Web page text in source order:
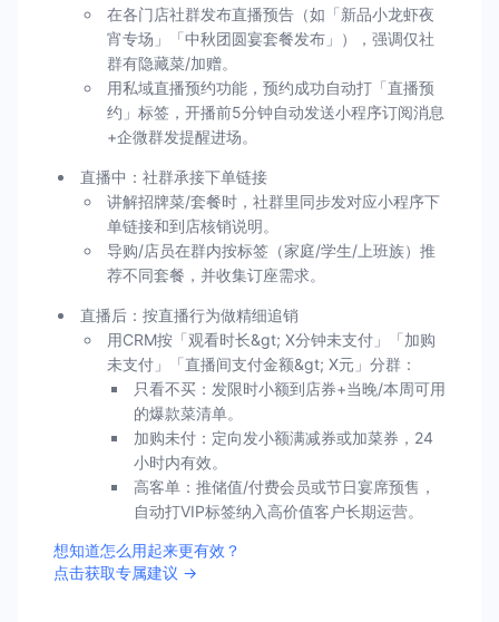
在各门店社群发布直播预告（如「新品小龙虾夜
宵专场」「中秋团圆宴套餐发布」），强调仅社
群有隐藏菜/加赠。
用私域直播预约功能，预约成功自动打「直播预
约」标签，开播前5分钟自动发送小程序订阅消息
+企微群发提醒进场。
直播中：社群承接下单链接
讲解招牌菜/套餐时，社群里同步发对应小程序下
单链接和到店核销说明。
导购/店员在群内按标签（家庭/学生/上班族）推
荐不同套餐，并收集订座需求。
直播后：按直播行为做精细追销
用CRM按「观看时长&gt; X分钟未支付」「加购
未支付」「直播间支付金额&gt; X元」分群：
只看不买：发限时小额到店券+当晚/本周可用
的爆款菜清单。
加购未付：定向发小额满减券或加菜券，24
小时内有效。
高客单：推储值/付费会员或节日宴席预售，
自动打VIP标签纳入高价值客户长期运营。
想知道怎么用起来更有效？
点击获取专属建议 →